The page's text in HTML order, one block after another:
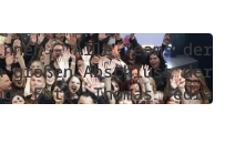
- Alle Teams der
Abschluss der
Foto: Thomas Fedra